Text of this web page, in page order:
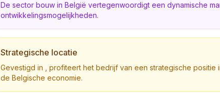
De sector bouw in België vertegenwoordigt een dynamische
ontwikkelingsmogelijkheden.
Strategische locatie
Gevestigd in , profiteert het bedrijf van een strategische positie
de Belgische economie.